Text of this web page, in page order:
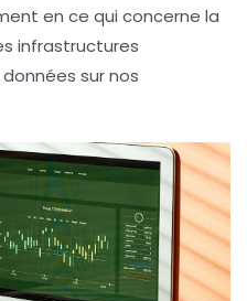
en ce qui concerne la
infrastructures
sur nos